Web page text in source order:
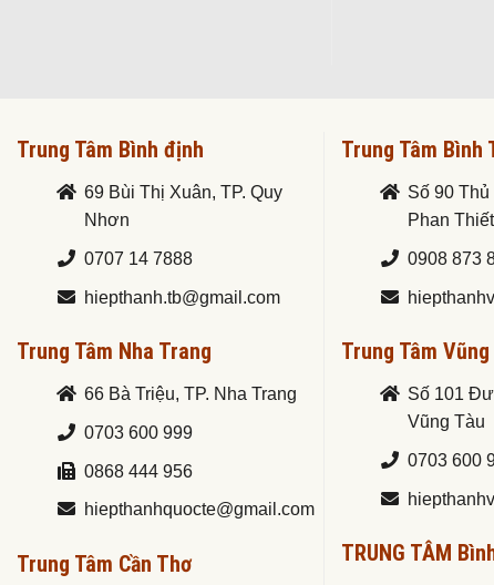
Trung Tâm Bình định
69 Bùi Thị Xuân, TP. Quy
Nhơn
0707 14 7888
hiepthanh.tb@gmail.com
Trung Tâm Nha Trang
66 Bà Triệu, TP. Nha Trang
0703 600 999
0868 444 956
hiepthanhquocte@gmail.com
Trung Tâm Cần Thơ
Trung Tâm Bình
Số 90
Phan Thiết
0908 873
Trung Tâm Vũng
Số 101
Vũng Tàu
0703 600
TRUNG TÂM